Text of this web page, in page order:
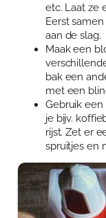
etc. Laat ze
Eerst
aan de slag.
Maak een
bak een
met een
Gebruik
je bijv.
rijst. Zet er
spruitjes en